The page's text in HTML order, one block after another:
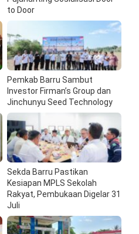
to Door
Pemkab Barru Sambut
Investor Firman’s Group dan
Jinchunyu Seed Technology
Sekda Barru Pastikan
Kesiapan MPLS Sekolah
Rakyat, Pembukaan Digelar 31
Juli